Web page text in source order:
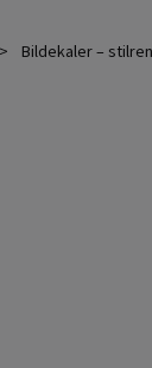
Bildekaler –